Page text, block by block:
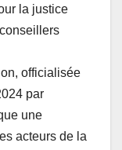
la justice
officialisée
par
une
acteurs de la